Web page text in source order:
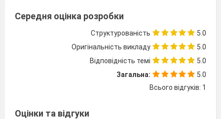
Середня оцінка розробки
Структурованість
5.0
Оригінальність викладу
5.0
Відповідність темі
5.0
Загальна:
5.0
Всього відгуків: 1
Оцінки та відгуки